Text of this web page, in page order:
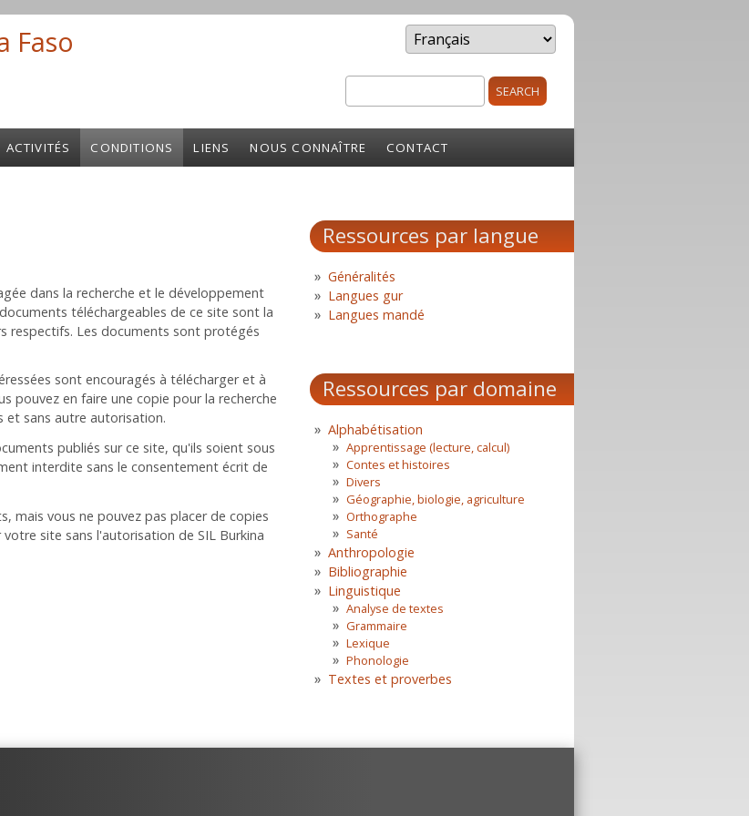
Faso
Search form
ACTIVITÉS CONDITIONS LIENS NOUS CONNAÎTRE CONTACT
dans la recherche et le développement
téléchargeables de ce site sont la
respectifs. Les documents sont protégés
sont encouragés à télécharger et à
pouvez en faire une copie pour la recherche
et sans autre autorisation.
publiés sur ce site, qu'ils soient sous
interdite sans le consentement écrit de
mais vous ne pouvez pas placer de copies
site sans l'autorisation de SIL Burkina
Ressources par langue
Généralités
Langues gur
Langues mandé
Ressources par domaine
Alphabétisation
Apprentissage (lecture, calcul)
Contes et histoires
Divers
Géographie, biologie, agriculture
Orthographe
Santé
Anthropologie
Bibliographie
Linguistique
Analyse de textes
Grammaire
Lexique
Phonologie
Textes et proverbes